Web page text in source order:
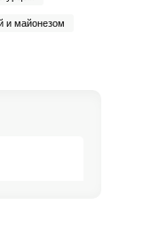
и майонезом